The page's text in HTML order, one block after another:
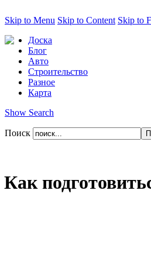
Skip to Menu Skip to Content Skip to
Доска
Блог
Авто
Строительство
Разное
Карта
Show Search
Поиск
Как